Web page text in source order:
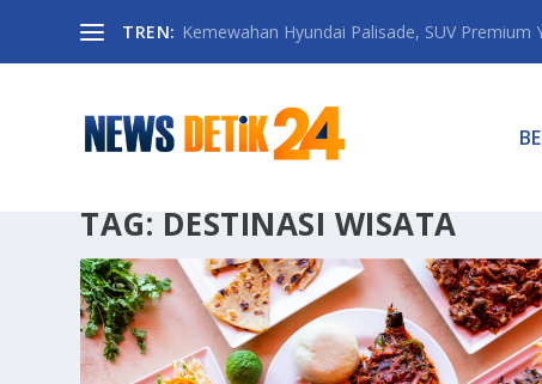
TREN: Kemewahan Hyundai Palisade, SUV Premium
TAG: DESTINASI WISATA